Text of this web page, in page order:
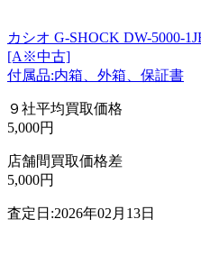
カシオ G-SHOCK DW-5000-
[A※中古]
付属品:内箱、外箱、保証書
９社平均買取価格
5,000円
店舗間買取価格差
5,000円
査定日:2026年02月13日